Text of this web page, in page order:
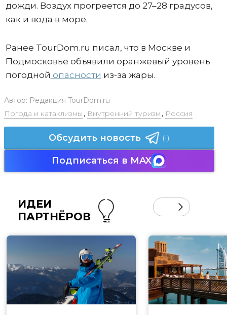
дожди. Воздух прогреется до 27–28 градусов,
как и вода в море.
Ранее TourDom.ru писал, что в Москве и
Подмосковье объявили оранжевый уровень
погодной опасности из-за жары.
Автор: Редакция TourDom.ru
Погода и катаклизмы , Внутренний туризм , Россия
Обсудить новость (1)
Подписаться в MAX
ИДЕИ
ПАРТНЁРОВ